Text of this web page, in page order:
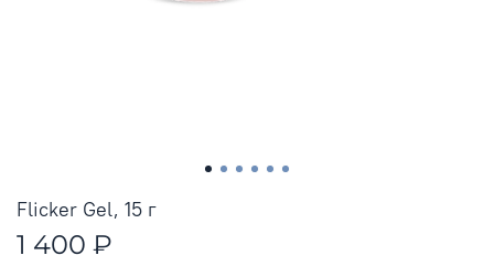
Flicker Gel, 15 г
1 400 ₽